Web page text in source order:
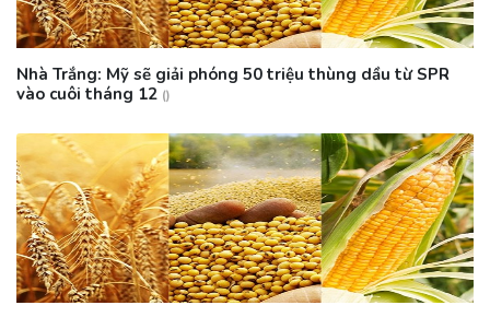
Nhà Trắng: Mỹ sẽ giải phóng 50 triệu thùng dầu từ SPR
vào cuôi tháng 12 ()